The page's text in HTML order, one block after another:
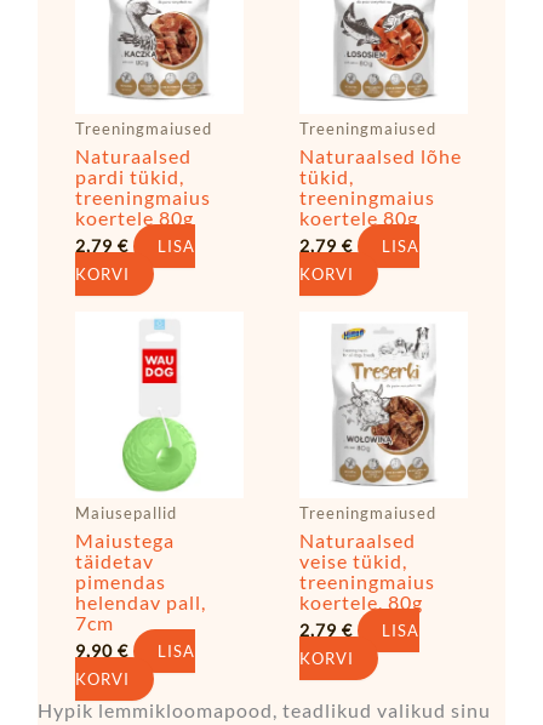
Treeningmaiused
Naturaalsed
pardi tükid,
treeningmaius
koertele 80g
2,79 €
LISA
KORVI
Treeningmaiused
Naturaalsed lõhe
tükid,
treeningmaius
koertele 80g
2,79€
LISA
KORVI
Maiusepallid
Maiustega
täidetav
pimendas
helendav pall,
7cm
9,90 €
LISA
KORVI
Treeningmaiused
Naturaalsed
veise tükid,
treeningmaius
koertele, 80g
2,79€
LISA
KORVI
Hypik lemmikloomapood, teadlikud valikud sinu